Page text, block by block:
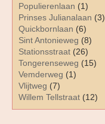
Populierenlaan (1)
Prinses Julianalaan (3)
Quickbornlaan (6)
Sint Antonieweg (8)
Stationsstraat (26)
Tongerenseweg (15)
Vemderweg (1)
Vlijtweg (7)
Willem Tellstraat (12)